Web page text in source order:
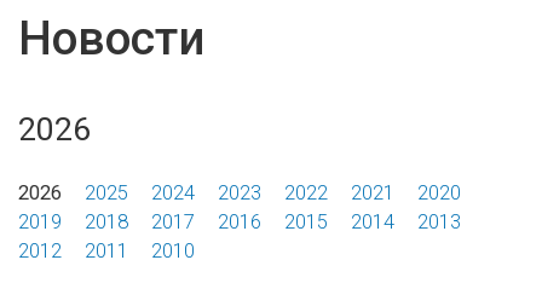
Новости
2026
2026 2025 2024 2023 2022 2021
2020
2019
2018 2017 2016 2015 2014
2013
2012
2011 2010